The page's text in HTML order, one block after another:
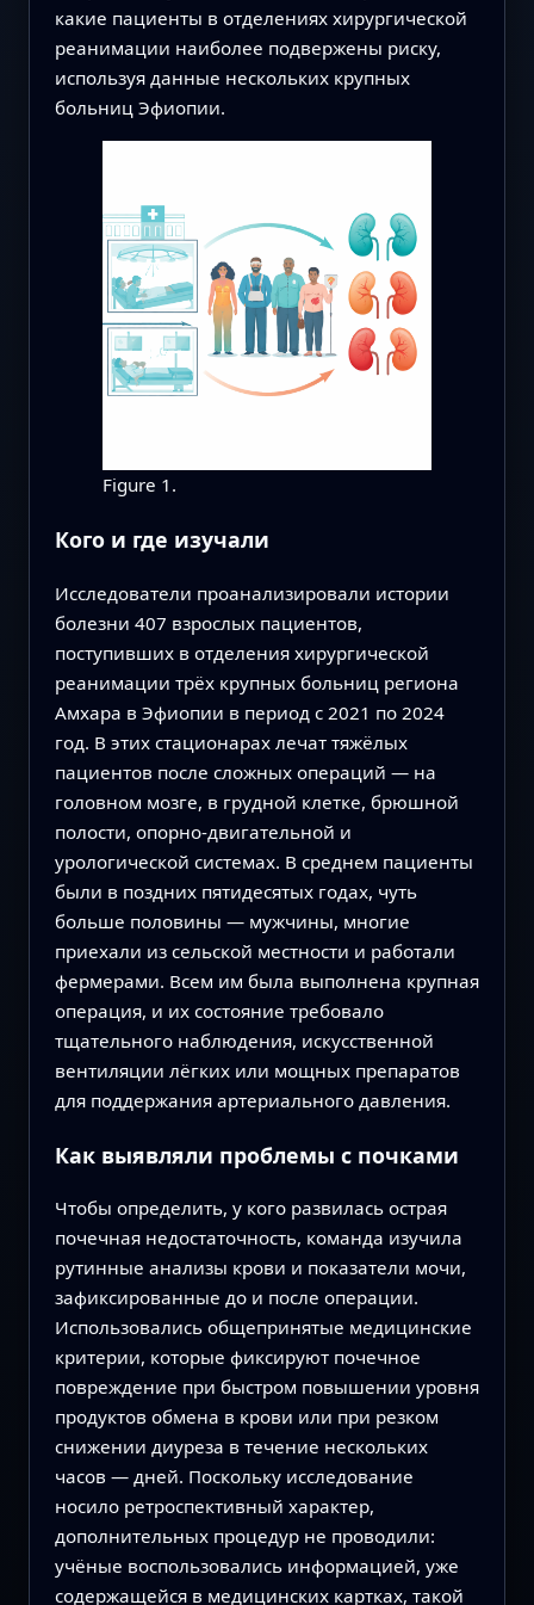
какие пациенты в отделениях хирургической
реанимации наиболее подвержены риску,
используя данные нескольких крупных
больниц Эфиопии.
Figure 1.
Кого и где изучали
Исследователи проанализировали истории
болезни 407 взрослых пациентов,
поступивших в отделения хирургической
реанимации трёх крупных больниц региона
Амхара в Эфиопии в период с 2021 по 2024
год. В этих стационарах лечат тяжёлых
пациентов после сложных операций — на
головном мозге, в грудной клетке, брюшной
полости, опорно‑двигательной и
урологической системах. В среднем пациенты
были в поздних пятидесятых годах, чуть
больше половины — мужчины, многие
приехали из сельской местности и работали
фермерами. Всем им была выполнена крупная
операция, и их состояние требовало
тщательного наблюдения, искусственной
вентиляции лёгких или мощных препаратов
для поддержания артериального давления.
Как выявляли проблемы с почками
Чтобы определить, у кого развилась острая
почечная недостаточность, команда изучила
рутинные анализы крови и показатели мочи,
зафиксированные до и после операции.
Использовались общепринятые медицинские
критерии, которые фиксируют почечное
повреждение при быстром повышении уровня
продуктов обмена в крови или при резком
снижении диуреза в течение нескольких
часов — дней. Поскольку исследование
носило ретроспективный характер,
дополнительных процедур не проводили:
учёные воспользовались информацией, уже
содержащейся в медицинских картках, такой